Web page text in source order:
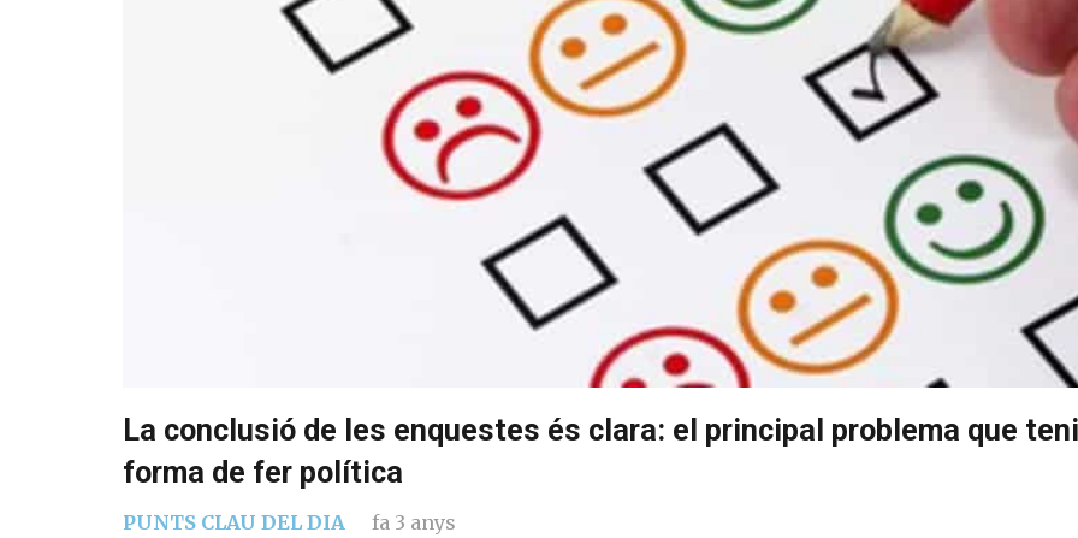
La conclusió de les enquestes és clara: el principal problema que
forma de fer política
PUNTS CLAU DEL DIA fa 3 anys